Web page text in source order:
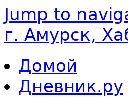
Jump to
г. Амурск,
Домой
Дневник.ру